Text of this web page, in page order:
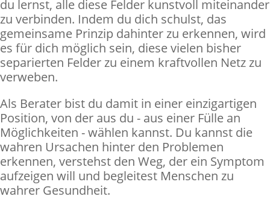
du lernst, alle diese Felder kunstvoll miteinander
zu verbinden. Indem du dich schulst, das
gemeinsame Prinzip dahinter zu erkennen, wird
es für dich möglich sein, diese vielen bisher
separierten Felder zu einem kraftvollen Netz zu
verweben.
Als Berater bist du damit in einer einzigartigen
Position, von der aus du - aus einer Fülle an
Möglichkeiten - wählen kannst. Du kannst die
wahren Ursachen hinter den Problemen
erkennen, verstehst den Weg, der ein Symptom
aufzeigen will und begleitest Menschen zu
wahrer Gesundheit.